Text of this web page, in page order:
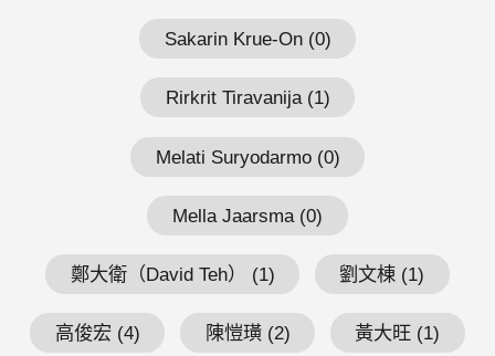
Sakarin Krue-On (0)
Rirkrit Tiravanija (1)
Melati Suryodarmo (0)
Mella Jaarsma (0)
鄭大衛（David Teh） (1) 劉文棟 (1)
高俊宏 (4) 陳愷璜 (2) 黃大旺 (1)